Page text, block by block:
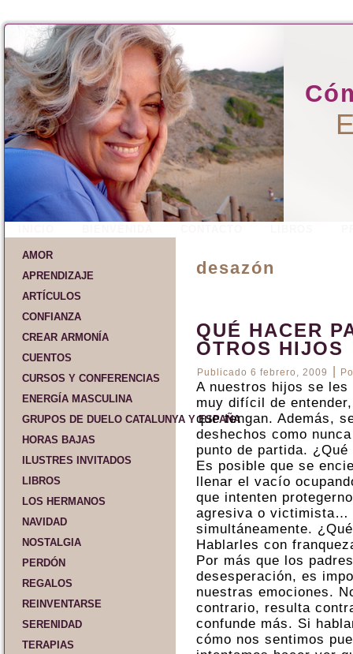
AMOR
APRENDIZAJE
ARTÍCULOS
CONFIANZA
CREAR ARMONÍA
CUENTOS
CURSOS Y CONFERENCIAS
ENERGÍA MASCULINA
GRUPOS DE DUELO CATALUNYA Y ESPAÑA
HORAS BAJAS
ILUSTRES INVITADOS
LIBROS
LOS HERMANOS
NAVIDAD
NOSTALGIA
PERDÓN
REGALOS
REINVENTARSE
SERENIDAD
TERAPIAS
desazón
QUÉ HACER
OTROS HIJOS
Publicado 6 febrero, 2009
A nuestros hijos se les
muy difícil de
que tengan. Además,
deshechos como
punto de partida.
Es posible que se
llenar el vacío
que intenten
agresiva o victimista…
simultáneamente.
Hablarles con
Por más que los
desesperación, es
nuestras emociones.
contrario, resulta
confunde más. Si
cómo nos sentimos